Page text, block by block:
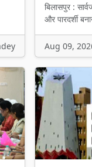
बिलासपुर :
और पारदर्शी
Aug 09,